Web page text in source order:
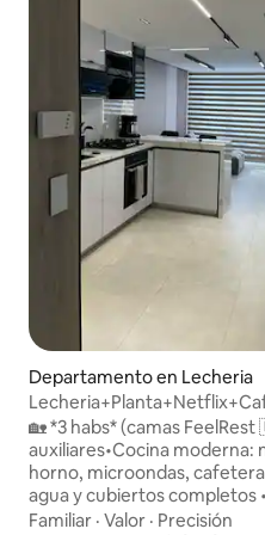
Departamento en Lecheria
Unidad de lujo
🏡 *3 habs* (camas
auxiliares•Cocina moderna:
horno, microondas,
agua y cubiertos completos
total - Planta eléctrica 110V ⚡ - Sistema
Familiar · Valor · Precisión